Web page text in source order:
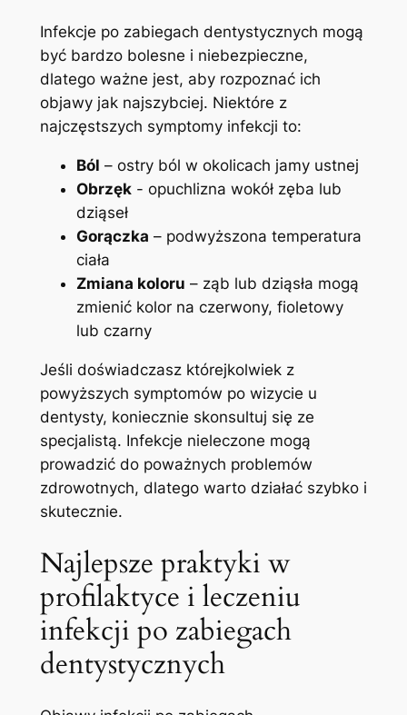
Infekcje po zabiegach dentystycznych mogą
być bardzo bolesne‌ i niebezpieczne,
dlatego ważne‍ jest, aby rozpoznać ich
objawy jak najszybciej. Niektóre z
najczęstszych symptomy infekcji to:
Ból – ostry ból​ w okolicach jamy ustnej
Obrzęk⁤- opuchlizna wokół zęba lub
dziąseł
Gorączka – podwyższona temperatura
ciała
Zmiana koloru – ząb​ lub dziąsła mogą
zmienić​ kolor na ​czerwony, fioletowy
lub czarny
Jeśli doświadczasz którejkolwiek z
powyższych symptomów po wizycie u
dentysty, koniecznie ⁢skonsultuj się ze
specjalistą.‌ Infekcje ⁤nieleczone mogą
prowadzić do poważnych problemów
⁢zdrowotnych, dlatego warto działać szybko i
skutecznie.
Najlepsze praktyki w
profilaktyce ​i leczeniu
infekcji po zabiegach
dentystycznych